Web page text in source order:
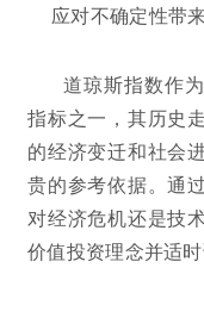
应对不确定性带
道琼斯指数作
指标之一，其历史
的经济变迁和社会
贵的参考依据。通
对经济危机还是技
价值投资理念并适